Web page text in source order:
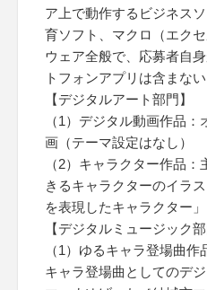
ア上で動作するビジネス
育ソフト、マクロ（エク
ウェア全般で、応募者自
トフォンアプリは含まない
【デジタルアート部門】
（1）デジタル動画作品
画（テーマ設定はなし）
（2）キャラクター作品
きるキャラクターのイラ
を表現したキャラクター」
【デジタルミュージック部
（1）ゆるキャラ登場曲
キャラ登場曲としてのデ